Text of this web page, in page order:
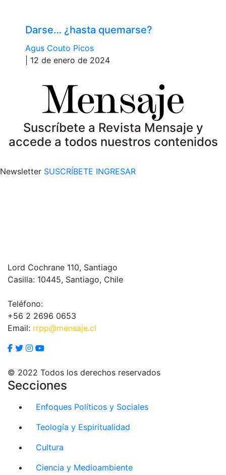
Darse… ¿hasta quemarse?
Agus Couto Picos
| 12 de enero de 2024
Suscríbete a Revista Mensaje y
accede a todos nuestros contenidos
Newsletter SUSCRÍBETE INGRESAR
Lord Cochrane 110, Santiago
Casilla: 10445, Santiago, Chile
Teléfono:
+56 2 2696 0653
Email: rrpp@mensaje.cl
© 2022 Todos los derechos reservados
Secciones
Enfoques Políticos y Sociales
Teología y Espiritualidad
Cultura
Ciencia y Medioambiente